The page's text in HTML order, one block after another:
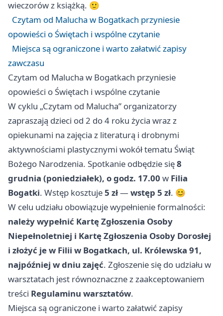
wieczorów z książką. 🙂
Czytam od Malucha w Bogatkach przyniesie
opowieści o Świętach i wspólne czytanie
Miejsca są ograniczone i warto załatwić zapisy
zawczasu
Czytam od Malucha w Bogatkach przyniesie
opowieści o Świętach i wspólne czytanie
W cyklu „Czytam od Malucha” organizatorzy
zapraszają dzieci od 2 do 4 roku życia wraz z
opiekunami na zajęcia z literaturą i drobnymi
aktywnościami plastycznymi wokół tematu Świąt
Bożego Narodzenia. Spotkanie odbędzie się8
grudnia (poniedziałek), o godz. 17.00 w Filia
Bogatki. Wstęp kosztuje5 zł— wstęp 5 zł. 😊
W celu udziału obowiązuje wypełnienie formalności:
należy wypełnić Kartę Zgłoszenia Osoby
Niepełnoletniej i Kartę Zgłoszenia Osoby Dorosłej
i złożyć je w Filii w Bogatkach, ul. Królewska 91,
najpóźniej w dniu zajęć. Zgłoszenie się do udziału w
warsztatach jest równoznaczne z zaakceptowaniem
treści Regulaminu warsztatów.
Miejsca są ograniczone i warto załatwić zapisy